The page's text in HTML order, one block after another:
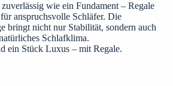
wie ein Fundament – Regale
anspruchsvolle Schläfer. Die
bringt nicht nur Stabilität, sondern auch
Schlafklima.
ein Stück Luxus – mit Regale.